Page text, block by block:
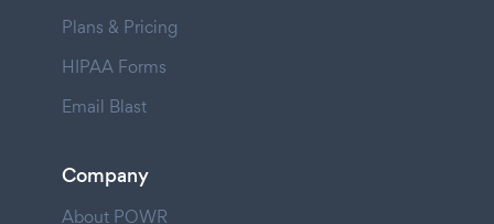
Plans & Pricing
HIPAA Forms
Email Blast
Company
About POWR